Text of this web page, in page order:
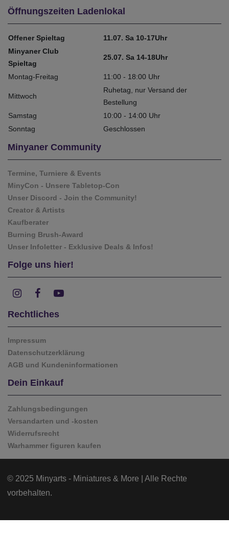
Öffnungszeiten Ladenlokal
Offener Spieltag
11.07. Sa 10-17Uhr
Minyaner Club
Spieltag
25.07. Sa 14-18Uhr
Montag-Freitag 11:00 - 18:00 Uhr
Mittwoch
Ruhetag, nur Versand der
Bestellung
Samstag
10:00 - 14:00 Uhr
Sonntag
Geschlossen
Minyaner Community
Termine, Turniere & Events
MinyCon - Unsere Tabletop-Con
Unser Discord - Join the Community!
Creator & Artists
Kaufberater
Burning Brush-Award
Unser Infoletter - Exklusive Deals & Infos!
Folge uns hier!
Rechtliches
Impressum
Datenschutzerklärung
AGB und Kundeninformationen
Dein Einkauf
Zahlungsbedingungen
Versandarten und -kosten
Widerrufsrecht
Warhammer figuren kaufen
© 2025 Minyarts - Miniatures & More | Alle Rechte
vorbehalten.